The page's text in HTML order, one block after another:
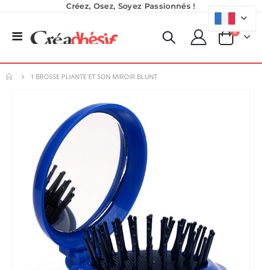
Créez, Osez, Soyez Passionnés !
Basculer
Panier
0produits
1 BROSSE PLIANTE ET SON MIROIR BLUNT
images
gallery